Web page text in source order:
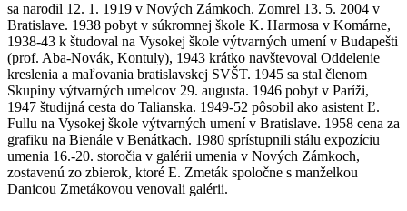
sa narodil 12. 1. 1919 v Nových Zámkoch. Zomrel 13. 5. 2004 v
Bratislave. 1938 pobyt v súkromnej škole K. Harmosa v Komárne,
1938-43 k študoval na Vysokej škole výtvarných umení v Budapešti
(prof. Aba-Novák, Kontuly), 1943 krátko navštevoval Oddelenie
kreslenia a maľovania bratislavskej SVŠT. 1945 sa stal členom
Skupiny výtvarných umelcov 29. augusta. 1946 pobyt v Paríži,
1947 študijná cesta do Talianska. 1949-52 pôsobil ako asistent Ľ.
Fullu na Vysokej škole výtvarných umení v Bratislave. 1958 cena za
grafiku na Bienále v Benátkach. 1980 sprístupnili stálu expozíciu
umenia 16.-20. storočia v galérii umenia v Nových Zámkoch,
zostavenú zo zbierok, ktoré E. Zmeták spoločne s manželkou
Danicou Zmetákovou venovali galérii.